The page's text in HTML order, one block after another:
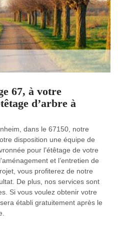
67, à votre
d’arbre à
dans le 67150, notre
disposition une équipe de
pour l’étêtage de votre
et l’entretien de
vous profiterez de notre
De plus, nos services sont
Si vous voulez obtenir votre
établi gratuitement après le